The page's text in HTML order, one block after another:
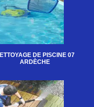
DE PISCINE 07
ARDÈCHE